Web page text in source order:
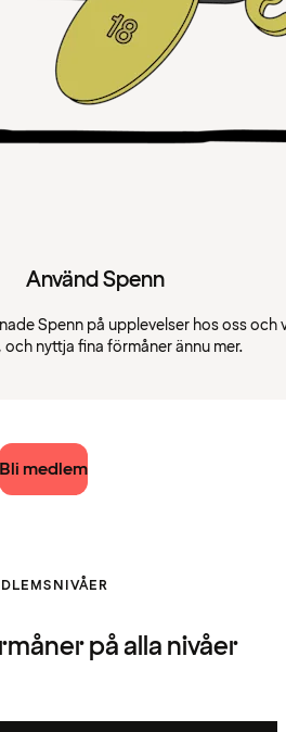
Använd Spenn
Spenn på upplevelser hos oss och
och nyttja fina förmåner ännu mer.
Bli medlem
på alla nivåer